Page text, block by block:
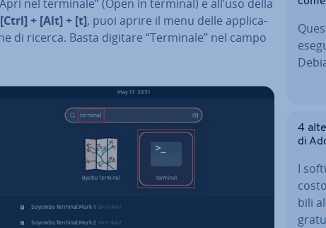
nel terminale” (Open in terminal) e all’uso della
[Ctrl] + [Alt] + [t], puoi aprire il menu delle ap­pli­ca­
di ricerca. Basta digitare “Terminale” nel campo
4
di
I
bi­li